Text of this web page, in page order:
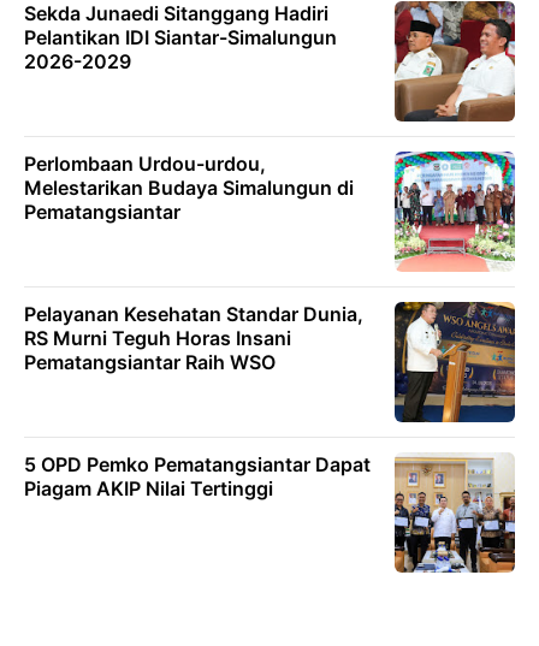
Sekda Junaedi Sitanggang Hadiri
Pelantikan IDI Siantar-Simalungun
2026-2029
Perlombaan Urdou-urdou,
Melestarikan Budaya Simalungun di
Pematangsiantar
Pelayanan Kesehatan Standar Dunia,
RS Murni Teguh Horas Insani
Pematangsiantar Raih WSO
5 OPD Pemko Pematangsiantar Dapat
Piagam AKIP Nilai Tertinggi